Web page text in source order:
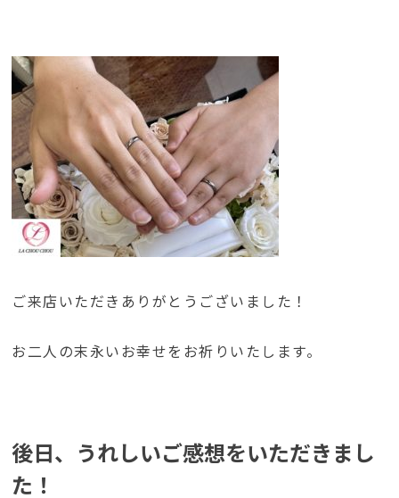
ご来店いただきありがとうございました！
お二人の末永いお幸せをお祈りいたします。
後日、うれしいご感想をいただきまし
た！